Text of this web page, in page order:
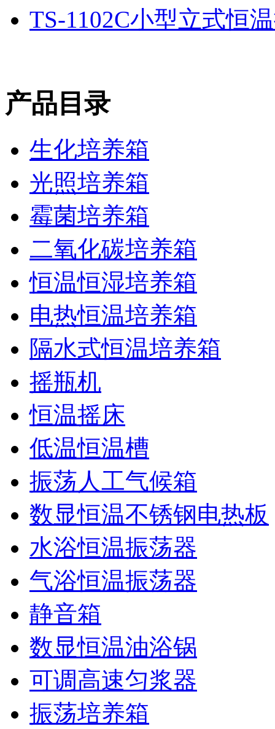
TS-1102C小型立式恒
产品目录
生化培养箱
光照培养箱
霉菌培养箱
二氧化碳培养箱
恒温恒湿培养箱
电热恒温培养箱
隔水式恒温培养箱
摇瓶机
恒温摇床
低温恒温槽
振荡人工气候箱
数显恒温不锈钢电热板
水浴恒温振荡器
气浴恒温振荡器
静音箱
数显恒温油浴锅
可调高速匀浆器
振荡培养箱